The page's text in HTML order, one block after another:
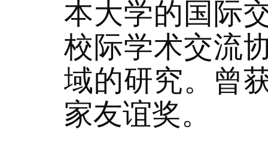
本大学的国际
校际学术交流
域的研究。曾
家友谊奖。